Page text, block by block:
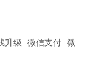
升级 微信支付 微信